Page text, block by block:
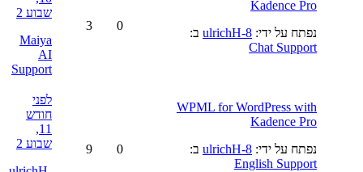
Kadence Pro
נפתח על ידי: ulrichH-8 ב:
Chat Support
0
3
שבוע 2
Maiya
AI
Support
WPML for WordPress with
Kadence Pro
נפתח על ידי: ulrichH-8 ב:
English Support
0
9
לפני
חודש
11,
שבוע 2